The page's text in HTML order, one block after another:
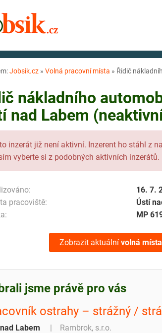
Jobsik.cz » Volná pracovní místa » Řidič
nákladního
nad Labem
inzerát již není aktivní. Inzerent ho stáhl z
vyberte si z podobných aktivních inzerátů.
16. 7.
pracoviště:
Ústí
MP
Zobrazit aktuální volná místa
jsme právě pro vás
ostrahy – strážný /
Labem
Rambrok, s.r.o.